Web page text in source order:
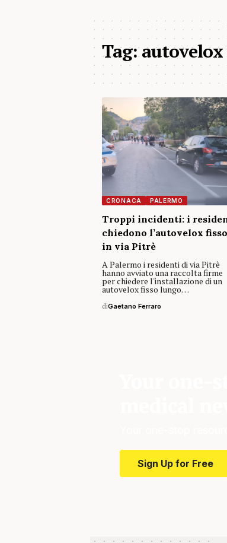
Tag:
CRONACA PALERMO
Troppi incidenti: i
chiedono l’autovelox fisso
in via Pitrè
A Palermo i residenti di via Pitrè
hanno avviato una raccolta firme
per chiedere l'installazione di un
autovelox fisso lungo…
diGaetano Ferraro
Sign Up for Free